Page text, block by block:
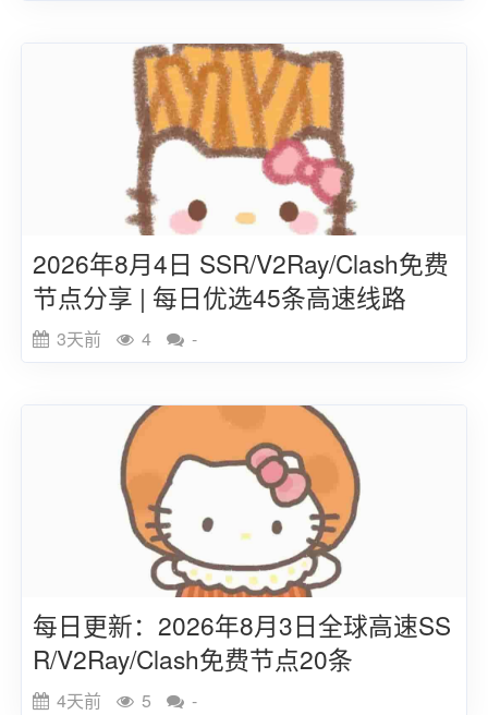
2026年8月4日 SSR/V2Ray/Clash免费
节点分享 | 每日优选45条高速线路
3天前 4 -
每日更新：2026年8月3日全球高速SS
R/V2Ray/Clash免费节点20条
4天前 5 -